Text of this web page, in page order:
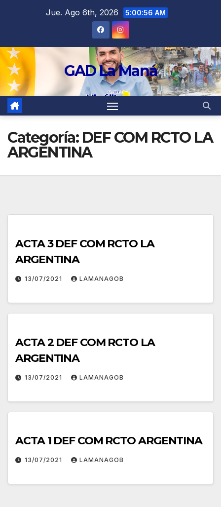
Jue. Ago 6th, 2026 5:00:57 AM
GAD La Maná
Categoría: DEF COM RCTO LA
ARGENTINA
ACTA 3 DEF COM RCTO LA
ARGENTINA
13/07/2021 LAMANAGOB
ACTA 2 DEF COM RCTO LA
ARGENTINA
13/07/2021 LAMANAGOB
ACTA 1 DEF COM RCTO ARGENTINA
13/07/2021 LAMANAGOB